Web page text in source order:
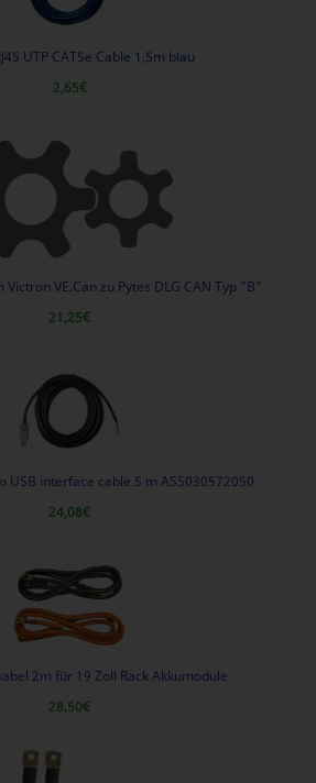
UTP CAT5e Cable 1,5m blau
2,65€
VE.Can zu Pytes DLG CAN Typ "B"
21,25€
USB interface cable 5 m ASS030572050
24,08€
2m für 19 Zoll Rack Akkumodule
28,50€